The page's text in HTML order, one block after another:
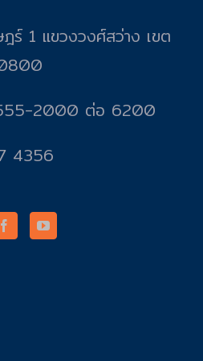
ฎร์ 1 แขวงวงศ์สว่าง เขต
2000 ต่อ 6200
4356